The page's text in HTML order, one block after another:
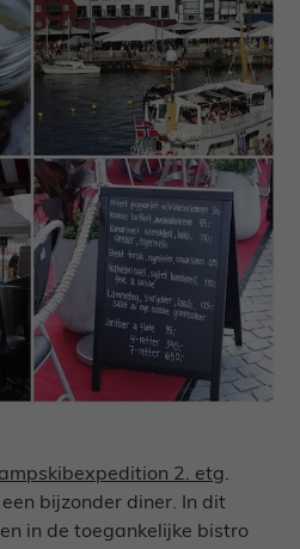
2. etg.
bijzonder diner. In dit
in de toegankelijke bistro